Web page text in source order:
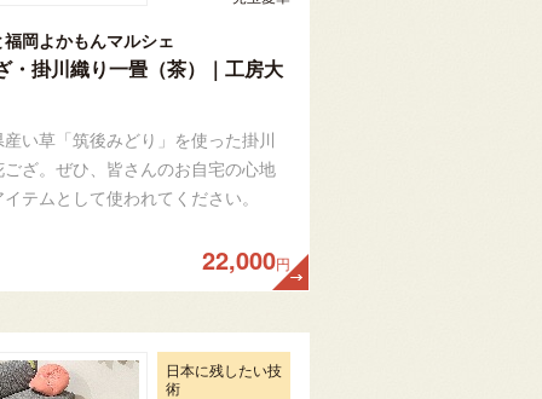
岡よかもんマルシェ
・掛川織り一畳（茶）｜工房大
い草「筑後みどり」を使った掛川
ざ。ぜひ、皆さんのお自宅の心地
テムとして使われてください。
22,000円
日本に残したい技
術